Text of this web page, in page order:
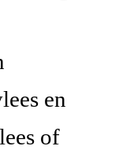
en
of